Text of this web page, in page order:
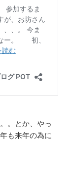
。とか、やっ
も来年の為に